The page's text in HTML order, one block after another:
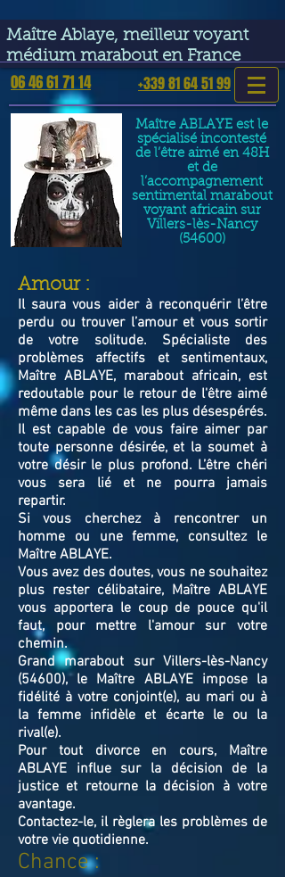
Maître Ablaye, meilleur voyant
médium marabout en France
06 46 61 71 14 +339 81 64 51 99
Maître ABLAYE est le
spécialisé incontesté
de l’être aimé en 48H
et de
l’accompagnement
sentimental marabout
voyant africain sur
Villers-lès-Nancy
(54600)
​Amour :
Il saura vous aider à reconquérir l’être
perdu ou trouver l’amour et vous sortir
de votre solitude. Spécialiste des
problèmes affectifs et sentimentaux,
Maître ABLAYE, marabout africain, est
redoutable pour le retour de l'être aimé
même dans les cas les plus désespérés.
Il est capable de vous faire aimer par
toute personne désirée, et la soumet à
votre désir le plus profond. L’être chéri
vous sera lié et ne pourra jamais
repartir.
Si vous cherchez à rencontrer un
homme ou une femme, consultez le
Maître ABLAYE.
Vous avez des doutes, vous ne souhaitez
plus rester célibataire, Maître ABLAYE
vous apportera le coup de pouce qu'il
faut, pour mettre l'amour sur votre
chemin.
Grand marabout sur Villers-lès-Nancy
(54600), le Maître ABLAYE impose la
fidélité à votre conjoint(e), au mari ou à
la femme infidèle et écarte le ou la
rival(e).
Pour tout divorce en cours, Maître
ABLAYE influe sur la décision de la
justice et retourne la décision à votre
avantage.
Contactez-le, il règlera les problèmes de
votre vie quotidienne.
Chance :